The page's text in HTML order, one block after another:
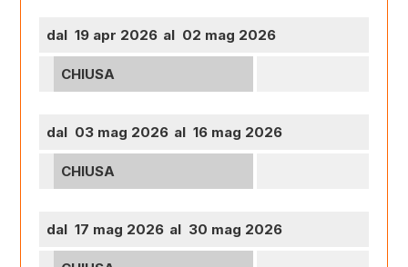
dal 19 apr 2026 al 02 mag 2026
CHIUSA
dal 03 mag 2026 al 16 mag 2026
CHIUSA
dal 17 mag 2026 al 30 mag 2026